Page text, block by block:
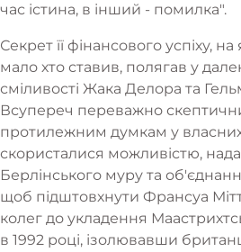
час істина, в інший - помилка".
Секрет її фінансового успіху,
мало хто ставив, полягав у
сміливості Жака Делора та
Всупереч переважно
протилежним думкам у
скористалися можливістю,
Берлінського муру та
щоб підштовхнути Франсуа
колег до укладення
в 1992 році, ізолювавши